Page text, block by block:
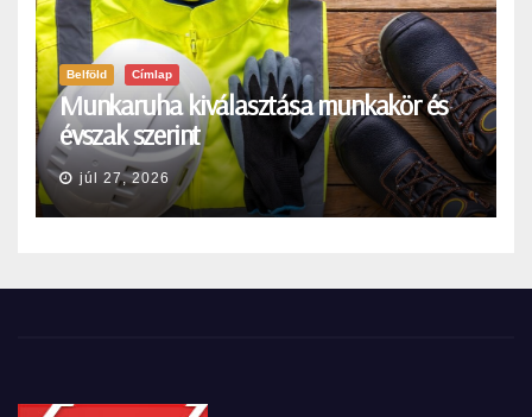
Belföld Címlap
Munkaruha kiválasztása munkakör és
évszak szerint
júl 27, 2026